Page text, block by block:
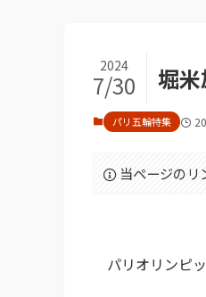
堀
2024
7/30
パリ五輪特集
当ページのリ
パリオリンピ